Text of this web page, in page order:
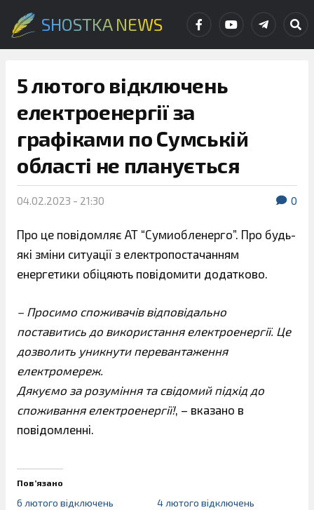
SHOSTKA NEWS
5 лютого відключень
електроенергії за
графіками по Сумській
області не планується
04.02.2023 - 21:30 0
Про це повідомляє АТ “Сумиобленерго”. Про будь-
які зміни ситуації з електропостачанням
енергетики обіцяють повідомити додатково.
– Просимо споживачів відповідально
поставитись до використання електроенергії. Це
дозволить уникнути перевантаження
електромереж.
Дякуємо за розуміння та свідомий підхід до
споживання електроенергії!, – вказано в
повідомленні.
Пов’язано
6 лютого відключень
4 лютого відключень